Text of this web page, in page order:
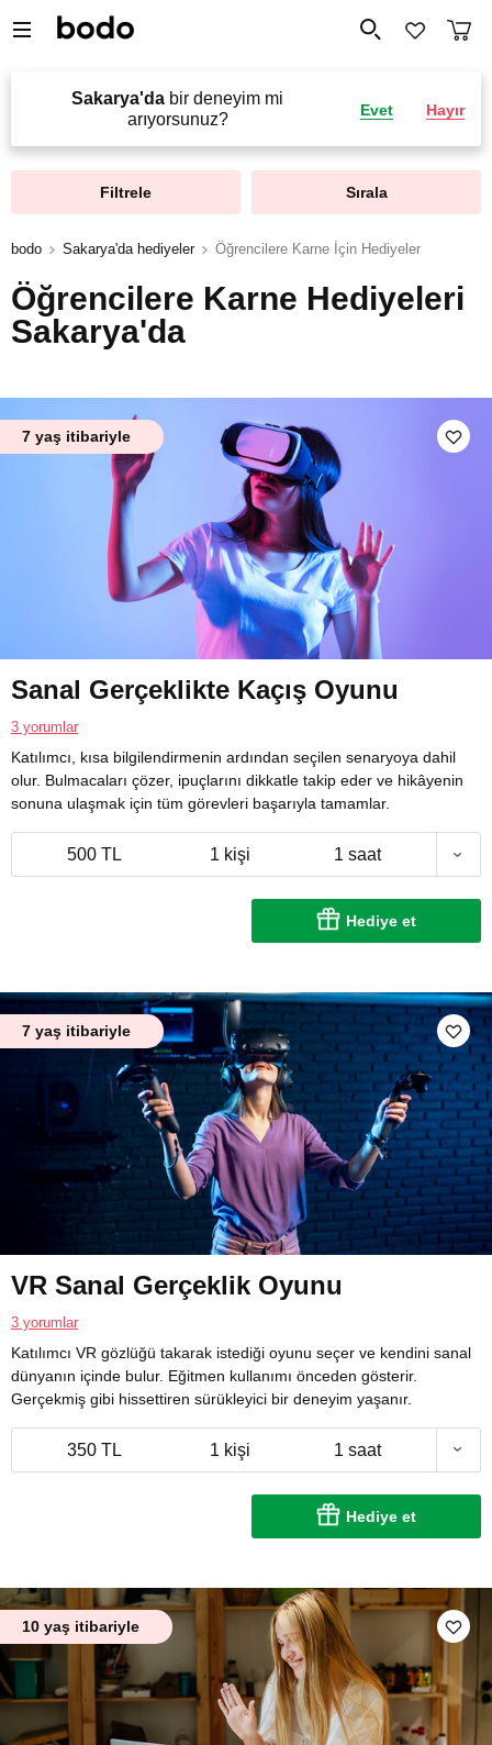
Sakarya'da bir deneyim mi
arıyorsunuz?
Evet Hayır
Filtrele Sırala
bodo Sakarya'da hediyeler Öğrencilere Karne İçin Hediyeler
Öğrencilere Karne Hediyeleri
Sakarya'da
7 yaş itibariyle
Sanal Gerçeklikte Kaçış Oyunu
3 yorumlar
Katılımcı, kısa bilgilendirmenin ardından seçilen senaryoya dahil
olur. Bulmacaları çözer, ipuçlarını dikkatle takip eder ve hikâyenin
sonuna ulaşmak için tüm görevleri başarıyla tamamlar.
500 TL 1 kişi 1 saat
Hediye et
7 yaş itibariyle
VR Sanal Gerçeklik Oyunu
3 yorumlar
Katılımcı VR gözlüğü takarak istediği oyunu seçer ve kendini sanal
dünyanın içinde bulur. Eğitmen kullanımı önceden gösterir.
Gerçekmiş gibi hissettiren sürükleyici bir deneyim yaşanır.
350 TL 1 kişi 1 saat
Hediye et
10 yaş itibariyle